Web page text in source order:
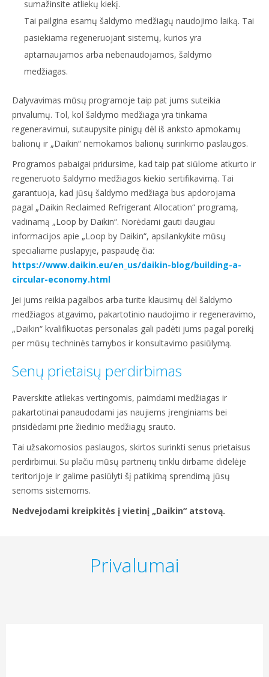
sumažinsite atliekų kiekį.
Tai pailgina esamų šaldymo medžiagų naudojimo laiką. Tai
pasiekiama regeneruojant sistemų, kurios yra
aptarnaujamos arba nebenaudojamos, šaldymo
medžiagas.
Dalyvavimas mūsų programoje taip pat jums suteikia
privalumų. Tol, kol šaldymo medžiaga yra tinkama
regeneravimui, sutaupysite pinigų dėl iš anksto apmokamų
balionų ir „Daikin“ nemokamos balionų surinkimo paslaugos.
Programos pabaigai pridursime, kad taip pat siūlome atkurto ir
regeneruoto šaldymo medžiagos kiekio sertifikavimą. Tai
garantuoja, kad jūsų šaldymo medžiaga bus apdorojama
pagal „Daikin Reclaimed Refrigerant Allocation“ programą,
vadinamą „Loop by Daikin“. Norėdami gauti daugiau
informacijos apie „Loop by Daikin“, apsilankykite mūsų
specialiame puslapyje, paspaudę čia:
https://www.daikin.eu/en_us/daikin-blog/building-a-
circular-economy.html​
Jei jums reikia pagalbos arba turite klausimų dėl šaldymo
medžiagos atgavimo, pakartotinio naudojimo ir regeneravimo,
„Daikin“ kvalifikuotas personalas gali padėti jums pagal poreikį
per mūsų techninės tarnybos ir konsultavimo pasiūlymą.
Senų prietaisų perdirbimas
Paverskite atliekas vertingomis, paimdami medžiagas ir
pakartotinai panaudodami jas naujiems įrenginiams bei
prisidėdami prie žiedinio medžiagų srauto.
Tai užsakomosios paslaugos, skirtos surinkti senus prietaisus
perdirbimui. Su plačiu mūsų partnerių tinklu dirbame didelėje
teritorijoje ir galime pasiūlyti šį patikimą sprendimą jūsų
senoms sistemoms.
Nedvejodami kreipkitės į vietinį „Daikin“ atstovą.
Privalumai